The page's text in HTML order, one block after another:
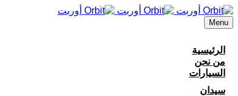
Menu
الرئيسية
من نحن
السيارات
سيدان